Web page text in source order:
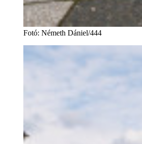
Fotó: Németh Dániel/444